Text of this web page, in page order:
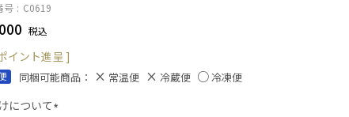
号 C0619
税込
イント進呈 ]
同梱可能商品： 常温便 冷蔵便 冷凍便
について